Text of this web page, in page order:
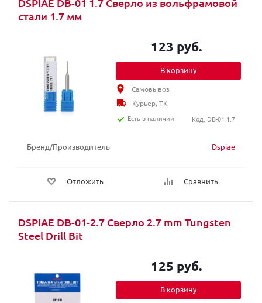
стали 1.7 мм
Бренд/Производитель Dspiae
Отложить Сравнить
123 руб.
В корзину
Самовывоз
Курьер, ТК
Есть в наличии
Код: DB-01 1.7
DSPIAE DB-01-2.7 Сверло 2.7 mm Tungsten
Steel Drill Bit
125 руб.
В корзину